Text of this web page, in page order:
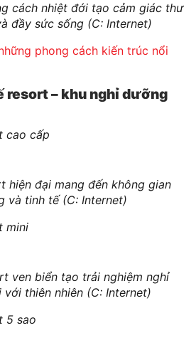
cách nhiệt đới tạo cảm giác thư
đầy sức sống (C: Internet)
phong cách kiến trúc nổi
resort – khu nghỉ dưỡng
hiện đại mang đến không gian
và tinh tế (C: Internet)
ven biển tạo trải nghiệm nghỉ
thiên nhiên (C: Internet)